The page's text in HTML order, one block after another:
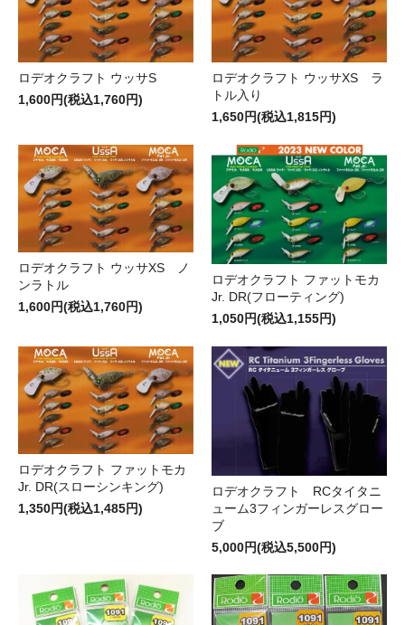
ロデオクラフト ウッサS
1,600円(税込1,760円)
ロデオクラフト ウッサXS ラ
トル入り
1,650円(税込1,815円)
ロデオクラフト ウッサXS ノ
ンラトル
1,600円(税込1,760円)
ロデオクラフト ファットモカ
Jr. DR(フローティング)
1,050円(税込1,155円)
ロデオクラフト ファットモカ
Jr. DR(スローシンキング)
1,350円(税込1,485円)
ロデオクラフト RCタイタニ
ューム3フィンガーレスグロー
ブ
5,000円(税込5,500円)